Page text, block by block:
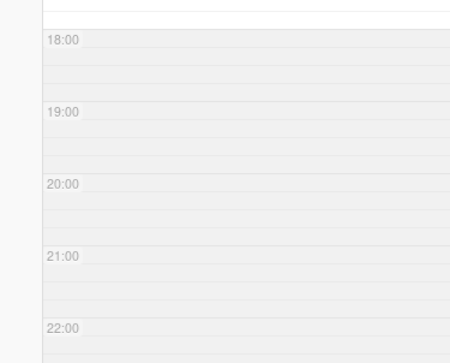
18:00
19:00
20:00
21:00
22:00